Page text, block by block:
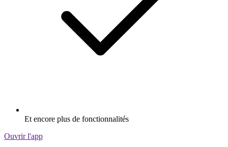
Et encore plus de fonctionnalités
Ouvrir l'app